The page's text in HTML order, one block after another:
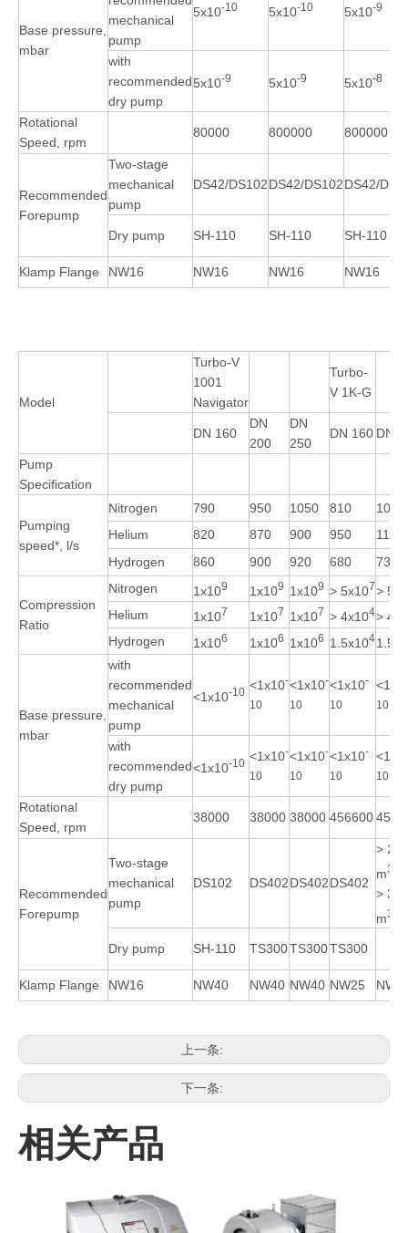
Base pressure,
mbar
mechanical
pump
5x10-10 5x10-10 5x10-9
with
recommended
dry pump
5x10-9 5x10-9 5x10-8
Rotational
Speed, rpm
80000 800000 800000
Recommended
Forepump
Two-stage
mechanical
pump
DS42/DS102DS42/DS102DS42/
Dry pump SH-110 SH-110 SH-110
Klamp Flange NW16 NW16 NW16 NW16
Model
Turbo-V
1001
Navigator
Turbo-
V 1K-G
DN 160
DN
200
DN
250
DN 160 DN
Pump
Specification
Pumping
speed*, l/s
Nitrogen 790 950 1050 810
1080
Helium
820 870 900 950
1150
Hydrogen
860 900 920 680 730
Compression
Ratio
Nitrogen 1x109 1x109 1x109 > 5x107>
Helium
1x107 1x107 1x107 > 4x104>
Hydrogen
1x106 1x106 1x106 1.5x104
Base pressure,
mbar
with
recommended
mechanical
pump
<1x10-10 <1x10-
10
<1x10-
10
<1x10-
10 10
with
recommended
dry pump
<1x10-10 <1x10-
10
<1x10-
10
<1x10-
10 10
Rotational
Speed, rpm
38000 38000 38000 456600
Recommended
Forepump
Two-stage
mechanical
pump
DS102 DS402DS402DS402
> 20
m3
> 36
m3
Dry pump SH-110 TS300TS300TS300
Klamp Flange NW16 NW40 NW40 NW40 NW25
上一条:
下一条:
相关产品